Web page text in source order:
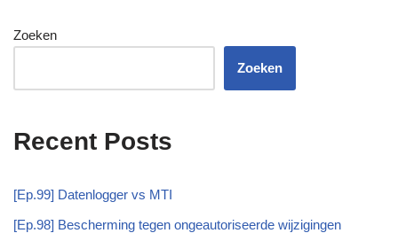
Zoeken
Zoeken
Recent Posts
[Ep.99] Datenlogger vs MTI
[Ep.98] Bescherming tegen ongeautoriseerde wijzigingen